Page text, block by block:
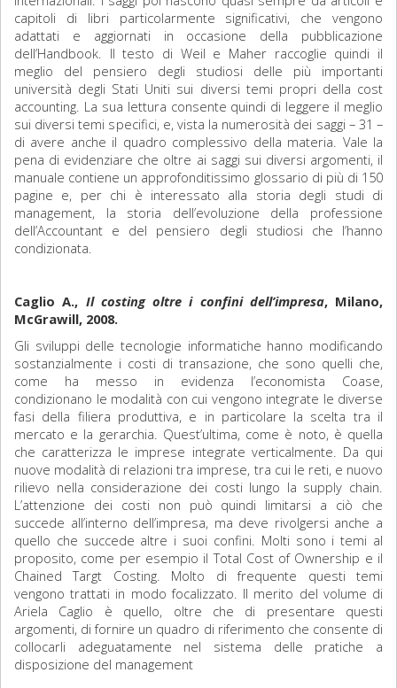
capitoli di libri particolarmente significativi, che vengono
adattati e aggiornati in occasione della pubblicazione
dell’Handbook. Il testo di Weil e Maher raccoglie quindi il
meglio del pensiero degli studiosi delle più importanti
università degli Stati Uniti sui diversi temi propri della cost
accounting. La sua lettura consente quindi di leggere il meglio
sui diversi temi specifici, e, vista la numerosità dei saggi – 31 –
di avere anche il quadro complessivo della materia. Vale la
pena di evidenziare che oltre ai saggi sui diversi argomenti, il
manuale contiene un approfonditissimo glossario di più di 150
pagine e, per chi è interessato alla storia degli studi di
management, la storia dell’evoluzione della professione
dell’Accountant e del pensiero degli studiosi che l’hanno
condizionata.
Caglio A., Il costing oltre i confini dell’impresa, Milano,
McGrawill, 2008.
Gli sviluppi delle tecnologie informatiche hanno modificando
sostanzialmente i costi di transazione, che sono quelli che,
come ha messo in evidenza l’economista Coase,
condizionano le modalità con cui vengono integrate le diverse
fasi della filiera produttiva, e in particolare la scelta tra il
mercato e la gerarchia. Quest’ultima, come è noto, è quella
che caratterizza le imprese integrate verticalmente. Da qui
nuove modalità di relazioni tra imprese, tra cui le reti, e nuovo
rilievo nella considerazione dei costi lungo la supply chain.
L’attenzione dei costi non può quindi limitarsi a ciò che
succede all’interno dell’impresa, ma deve rivolgersi anche a
quello che succede altre i suoi confini. Molti sono i temi al
proposito, come per esempio il Total Cost of Ownership e il
Chained Targt Costing. Molto di frequente questi temi
vengono trattati in modo focalizzato. Il merito del volume di
Ariela Caglio è quello, oltre che di presentare questi
argomenti, di fornire un quadro di riferimento che consente di
collocarli adeguatamente nel sistema delle pratiche a
disposizione del management